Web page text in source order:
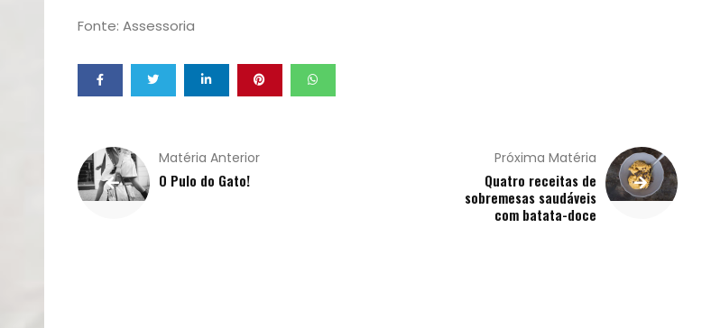
e
Qualidade
Vida
Sexualidade
Fonte: Assessoria
Matéria Anterior
O Pulo do Gato!
Próxima Matéria
Quatro receitas de
sobremesas saudáveis
com batata-doce